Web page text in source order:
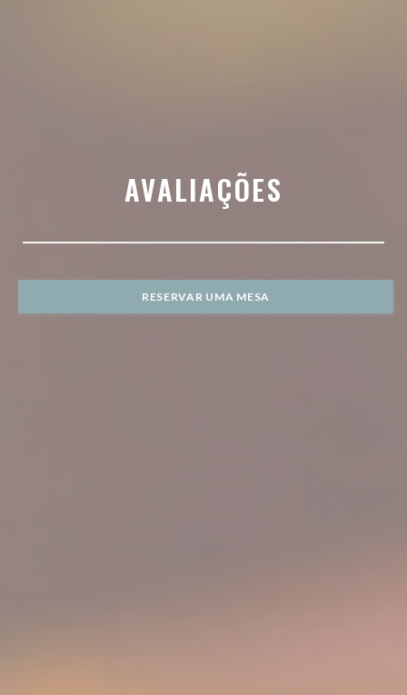
AVALIAÇÕES
RESERVAR UMA MESA